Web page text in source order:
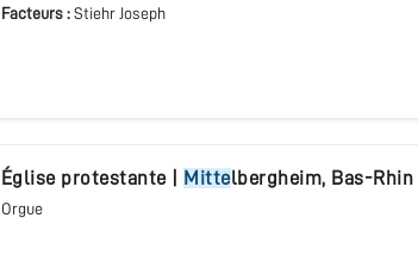
Facteurs : Stiehr Joseph
église protestante| Mittelbergheim, Bas-Rhin
Orgue